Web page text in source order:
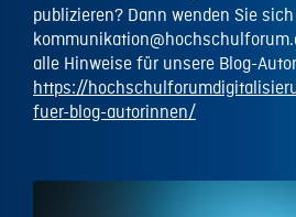
publizieren? Dann wenden Sie
alle Hinweise für unsere Blog-
https://
fuer-blog-autorinnen/